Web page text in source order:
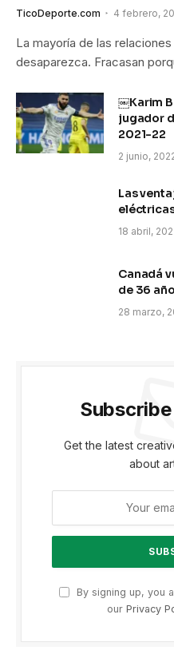
TicoDeporte.com 4 febrero,
La mayoría de las
desaparezca. Fracasan
￼Karim
jugador
2021-22
2 junio,
Las
18 abril,
Canadá
de 36
28 marzo,
Get the latest
about
By signing up, you
our Privacy